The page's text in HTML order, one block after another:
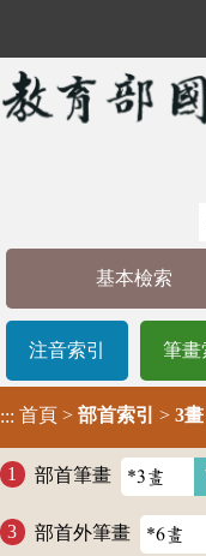
基本檢索
注音索引 筆畫
::: 首頁 > 部首索引 > 3
部首筆畫
部首外筆畫